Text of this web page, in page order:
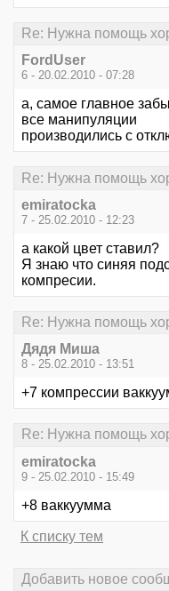
Re: Нужна помощь
FordUser
6 - 20.02.2010 - 07:28
а, самое главное
все манипуляции
производились с
Re: Нужна помощь
emiratocka
7 - 25.02.2010 - 12:23
а какой цвет ставил?
Я знаю что синяя
компресии.
Re: Нужна помощь
Дядя Миша
8 - 25.02.2010 - 13:51
+7 компрессии
Re: Нужна помощь
emiratocka
9 - 25.02.2010 - 15:49
+8 ваккуумма
К списку тем
Добавить новое